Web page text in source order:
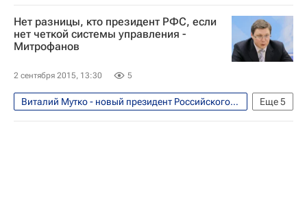
Интервью - Авторы
Аналитика
Футбол
Спорт
Баскетбол
Водные виды
Международная федерация футбола (ФИФА)
Леонид Слуцкий (политик)
Никита Симонян
Фабио Капелло
Нет разницы, кто президент РФС, если
нет четкой системы управления -
Митрофанов
2 сентября 2015, 13:30 5
Еще5
Виталий Мутко - новый президент Российского футбольного союза (РФС). Мнения, комментарии
Футбол
Спорт
Виталий Мутко